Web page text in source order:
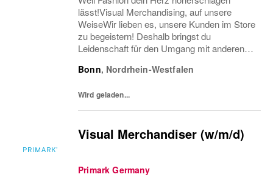
lässt!Visual Merchandising, auf unsere
WeiseWir lieben es, unsere Kunden im Store
zu begeistern! Deshalb bringst du
Leidenschaft für den Umgang mit anderen
Fähigkeiten und viel Liebe zum Detail
Bonn, Nordrhein-Westfalen
Wird geladen...
Visual Merchandiser (w/m/d)
Primark Germany